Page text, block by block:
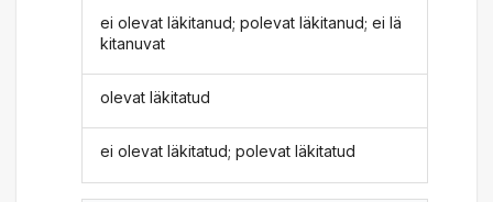
ei olevat läkitanud; polevat läkitanud; ei lä
kitanuvat
olevat läkitatud
ei olevat läkitatud; polevat läkitatud